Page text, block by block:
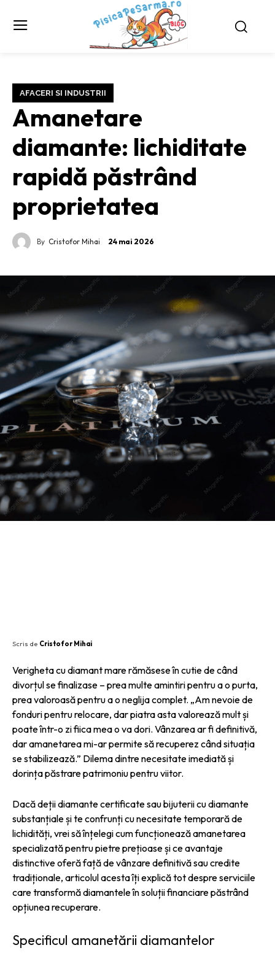
AFACERI SI INDUSTRII
Amanetare
diamante: lichiditate
rapidă păstrând
proprietatea
By Cristofor Mihai 24 mai 2026
Scris de Cristofor Mihai
Verigheta cu diamant mare rămăsese în cutie de când
divorțul se finalizase – prea multe amintiri pentru a o purta,
prea valoroasă pentru a o neglija complet. „Am nevoie de
fonduri pentru relocare, dar piatra asta valorează mult și
poate într-o zi fiica mea o va dori. Vânzarea ar fi definitivă,
dar amanetarea mi-ar permite să recuperez când situația
se stabilizează.” Dilema dintre necesitate imediată și
dorința păstrare patrimoniu pentru viitor.
Dacă deții diamante certificate sau bijuterii cu diamante
substanțiale și te confrunți cu necesitate temporară de
lichidități, vrei să înțelegi cum funcționează amanetarea
specializată pentru pietre prețioase și ce avantaje
distinctive oferă față de vânzare definitivă sau credite
tradiționale, articolul acesta îți explică tot despre serviciile
care transformă diamantele în soluții financiare păstrând
opțiunea recuperare.
Specificul amanetării diamantelor